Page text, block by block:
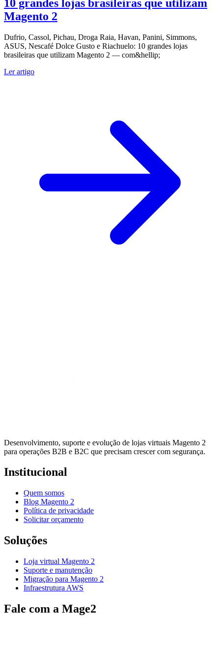
10 grandes lojas brasileiras que utilizam
Magento 2
Dufrio, Cassol, Pichau, Droga Raia, Havan, Panini, Simmons,
ASUS, Nescafé Dolce Gusto e Riachuelo: 10 grandes lojas
brasileiras que utilizam Magento 2 — com&hellip;
Ler artigo
Desenvolvimento, suporte e evolução de lojas virtuais Magento 2
para operações B2B e B2C que precisam crescer com segurança.
Institucional
Quem somos
Blog Magento 2
Política de privacidade
Solicitar orçamento
Soluções
Loja virtual Magento 2
Suporte e manutenção
Migração para Magento 2
Infraestrutura AWS
Fale com a Mage2